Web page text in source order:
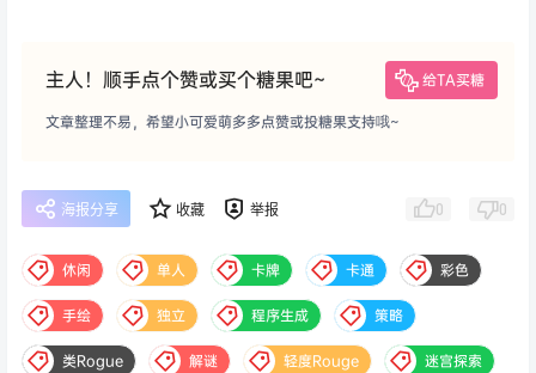
主人！顺手点个赞或买个糖果吧~ 给TA买糖
文章整理不易，希望小可爱萌多多点赞或投糖果支持哦~
海报分享 收藏 举报 0 0
休闲 单人 卡牌 卡通 彩色
手绘 独立 程序生成 策略
类Rogue 解谜 轻度Rouge 迷宫探索